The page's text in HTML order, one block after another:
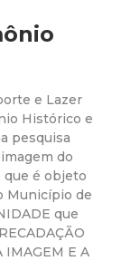
e Lazer
Histórico e
pesquisa
do
que é objeto
Município de
que
IMAGEM E A